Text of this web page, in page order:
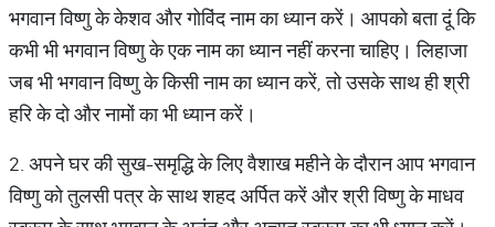
भगवान विष्णु के केशव और गोविंद नाम का ध्यान करें। आपको बता दूं कि
कभी भी भगवान विष्णु के एक नाम का ध्यान नहीं करना चाहिए। लिहाजा
जब भी भगवान विष्णु के किसी नाम का ध्यान करें, तो उसके साथ ही श्री
हरि के दो और नामों का भी ध्यान करें।
2. अपने घर की सुख-समृद्धि के लिए वैशाख महीने के दौरान आप भगवान
विष्णु को तुलसी पत्र के साथ शहद अर्पित करें और श्री विष्णु के माधव